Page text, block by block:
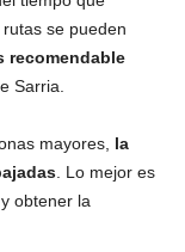
se pueden
recomendable
Sarria.
mayores, la
. Lo mejor es
obtener la